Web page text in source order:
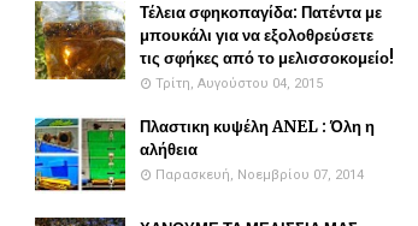
Τέλεια σφηκοπαγίδα: Πατέντα με
μπουκάλι για να εξολοθρεύσετε
τις σφήκες από το μελισσοκομείο!
Τρίτη, Αυγούστου 04, 2015
Πλαστικη κυψέλη ANEL : Όλη η
αλήθεια
Παρασκευή, Νοεμβρίου 07, 2014